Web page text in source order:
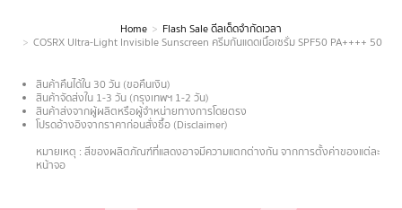
Home
Flash Sale ดีลเด็ดจำกัดเวลา
COSRX Ultra-Light Invisible Sunscreen ครีมกันแดดเนื้อเซรั่ม SPF50 PA++++ 50 Ml.
สินค้าคืนได้ใน 30 วัน (ขอคืนเงิน)
สินค้าจัดส่งใน 1-3 วัน (กรุงเทพฯ 1-2 วัน)
สินค้าส่งจากผู้ผลิตหรือผู้จำหน่ายทางการโดยตรง
โปรดอ้างอิงจากราคาก่อนสั่งซื้อ (Disclaimer)
หมายเหตุ : สีของผลิตภัณฑ์ที่แสดงอาจมีความแตกต่างกัน จากการตั้งค่าของแต่ละ
หน้าจอ